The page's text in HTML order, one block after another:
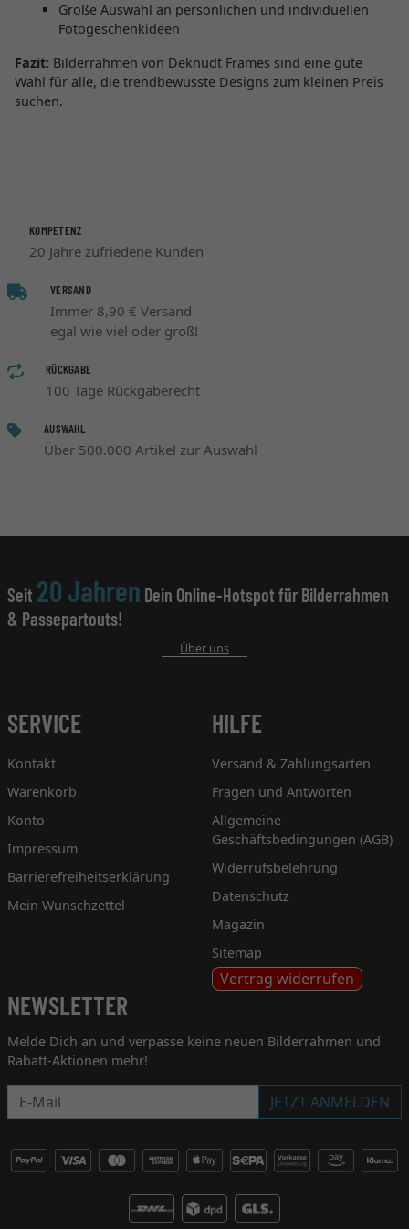
Große Auswahl an persönlichen und individuellen
Fotogeschenkideen
Fazit: Bilderrahmen von Deknudt Frames sind eine gute
Wahl für alle, die trendbewusste Designs zum kleinen Preis
suchen.
KOMPETENZ
20 Jahre zufriedene Kunden
VERSAND
Immer 8,90 € Versand
egal wie viel oder groß!
RÜCKGABE
100 Tage Rückgaberecht
AUSWAHL
Über 500.000 Artikel zur Auswahl
Seit 20 Jahren Dein Online-Hotspot für Bilderrahmen
& Passepartouts!
Über uns
SERVICE
Kontakt
Warenkorb
Konto
Impressum
Barrierefreiheitserklärung
Mein Wunschzettel
HILFE
Versand & Zahlungsarten
Fragen und Antworten
Allgemeine
Geschäftsbedingungen (AGB)
Widerrufsbelehrung
Datenschutz
Magazin
Sitemap
Vertrag widerrufen
NEWSLETTER
Melde Dich an und verpasse keine neuen Bilderrahmen und
Rabatt-Aktionen mehr!
Newsletter
JETZT ANMELDEN